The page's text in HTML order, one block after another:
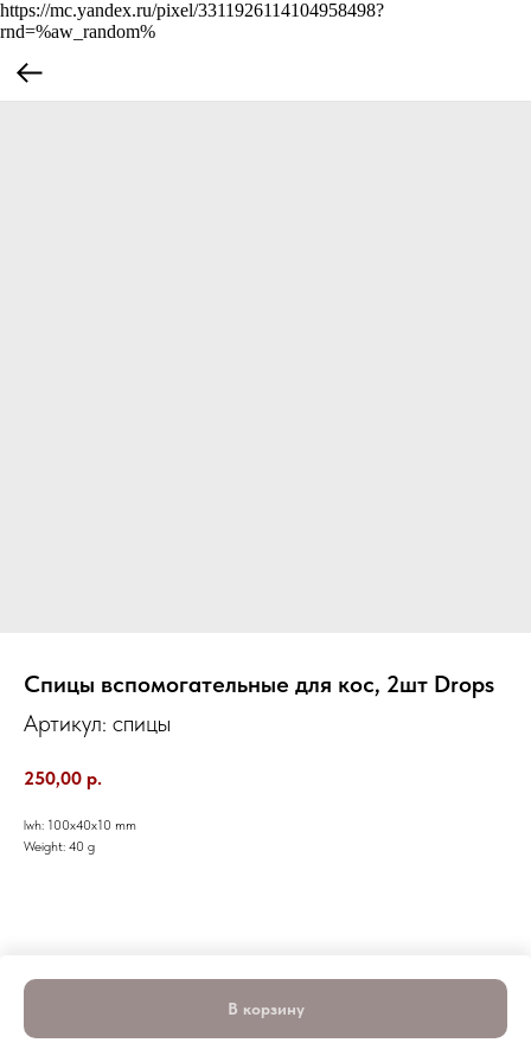
https://mc.yandex.ru/pixel/3311926114104958498?
rnd=%aw_random%
Спицы вспомогательные для кос, 2шт Drops
Артикул: спицы
250,00 р.
В корзину
lwh: 100x40x10 mm
Weight: 40 g